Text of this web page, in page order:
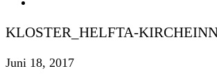
KLOSTER_HELFTA-
Juni 18, 2017